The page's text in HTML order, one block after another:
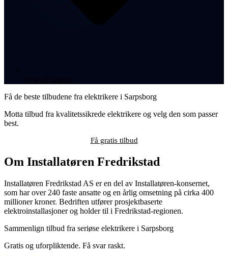
Få de beste tilbudene fra elektrikere i Sarpsborg
Motta tilbud fra kvalitetssikrede elektrikere og velg den som passer
best.
Få gratis tilbud
Om Installatøren Fredrikstad
Installatøren Fredrikstad AS er en del av Installatøren-konsernet,
som har over 240 faste ansatte og en årlig omsetning på cirka 400
millioner kroner. Bedriften utfører prosjektbaserte
elektroinstallasjoner og holder til i Fredrikstad-regionen.
Sammenlign tilbud fra seriøse elektrikere i Sarpsborg
Gratis og uforpliktende. Få svar raskt.